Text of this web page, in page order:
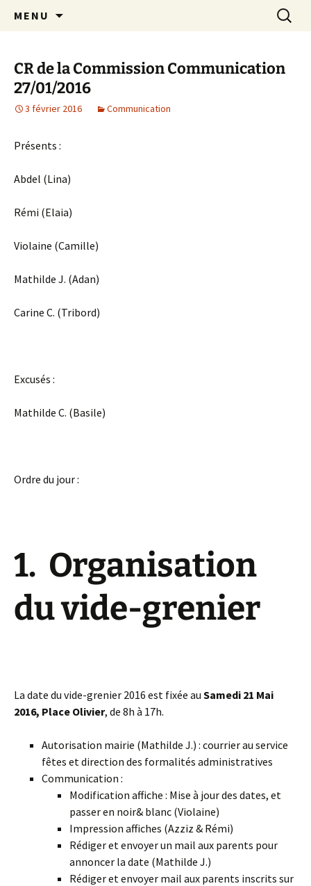
Crèche associative Rires et
Grimaces
MENU
CR de la Commission Communication
27/01/2016
3 février 2016 Communication
Présents :
Abdel (Lina)
Rémi (Elaia)
Violaine (Camille)
Mathilde J. (Adan)
Carine C. (Tribord)
Excusés :
Mathilde C. (Basile)
Ordre du jour :
1. Organisation
du vide-grenier
La date du vide-grenier 2016 est fixée au Samedi 21 Mai
2016, Place Olivier, de 8h à 17h.
Autorisation mairie (Mathilde J.) : courrier au service
fêtes et direction des formalités administratives
Communication :
Modification affiche : Mise à jour des dates, et
passer en noir& blanc (Violaine)
Impression affiches (Azziz & Rémi)
Rédiger et envoyer un mail aux parents pour
annoncer la date (Mathilde J.)
Rédiger et envoyer mail aux parents inscrits sur